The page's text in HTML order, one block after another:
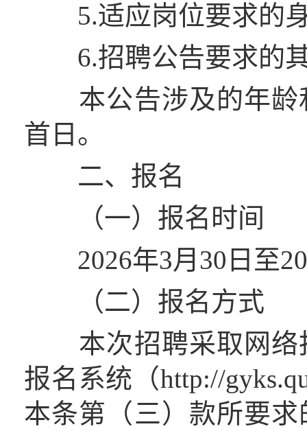
5.适应岗位要求的
6.招聘公告要求的其
本公告涉及的年龄
首日。
二、报名
（一）报名时间
2026年3月30日至
（二）报名方式
本次招聘采取网络
报名系统（http://
本条第（三）款所要